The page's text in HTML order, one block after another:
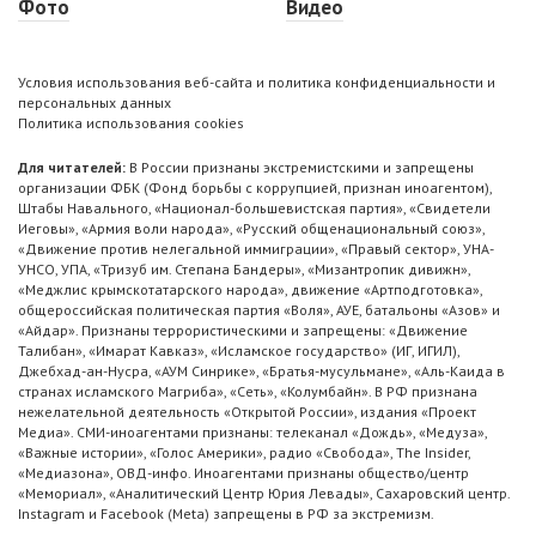
Фото
Видео
Условия использования веб-сайта и политика конфиденциальности и
персональных данных
Политика использования cookies
Для читателей: В России признаны экстремистскими и запрещены
организации ФБК (Фонд борьбы с коррупцией, признан иноагентом),
Штабы Навального, «Национал-большевистская партия», «Свидетели
Иеговы», «Армия воли народа», «Русский общенациональный союз»,
«Движение против нелегальной иммиграции», «Правый сектор», УНА-
УНСО, УПА, «Тризуб им. Степана Бандеры», «Мизантропик дивижн»,
«Меджлис крымскотатарского народа», движение «Артподготовка»,
общероссийская политическая партия «Воля», АУЕ, батальоны «Азов» и
«Айдар». Признаны террористическими и запрещены: «Движение
Талибан», «Имарат Кавказ», «Исламское государство» (ИГ, ИГИЛ),
Джебхад-ан-Нусра, «АУМ Синрике», «Братья-мусульмане», «Аль-Каида в
странах исламского Магриба», «Сеть», «Колумбайн». В РФ признана
нежелательной деятельность «Открытой России», издания «Проект
Медиа». СМИ-иноагентами признаны: телеканал «Дождь», «Медуза»,
«Важные истории», «Голос Америки», радио «Свобода», The Insider,
«Медиазона», ОВД-инфо. Иноагентами признаны общество/центр
«Мемориал», «Аналитический Центр Юрия Левады», Сахаровский центр.
Instagram и Facebook (Metа) запрещены в РФ за экстремизм.